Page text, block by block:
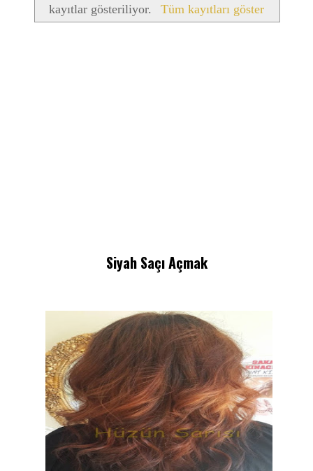
kayıtlar gösteriliyor.
Tüm kayıtları göster
Siyah Saçı Açmak